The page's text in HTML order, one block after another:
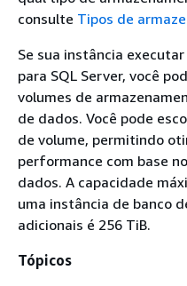
consulte Tipos de
Se sua instância executar
para SQL Server, você
volumes de
de dados. Você pode
de volume, permitindo
performance com base
dados. A capacidade
uma instância de banco
adicionais é 256 TiB.
Tópicos